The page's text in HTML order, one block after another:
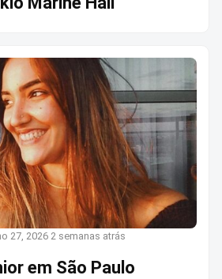
27, 2026 2 semanas atrás
em São Paulo